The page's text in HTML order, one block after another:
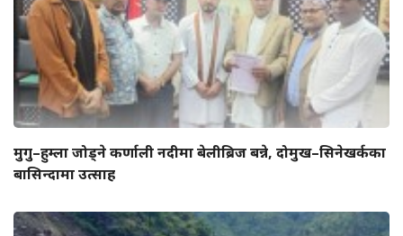
मुगु–हुम्ला जोड्ने कर्णाली नदीमा बेलीब्रिज बन्ने, दोमुख–सिनेखर्कका
बासिन्दामा उत्साह